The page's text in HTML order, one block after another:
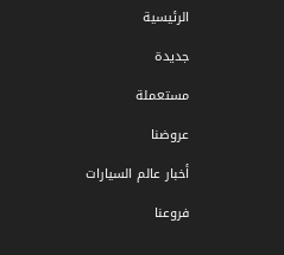
الرئيسية
جديدة
مستعملة
عروضنا
أخبار عالم السيارات
فروعنا